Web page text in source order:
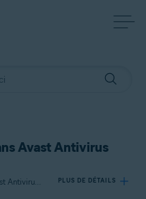
Avast Antivirus
S’applique à Avast Premium Security, Avast Antivirus Gratuit PLUS DE DÉTAILS